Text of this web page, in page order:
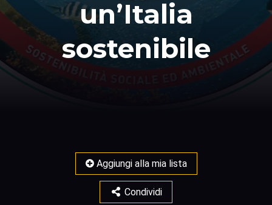
un’Italia
sostenibile
Aggiungi alla mia lista
Condividi